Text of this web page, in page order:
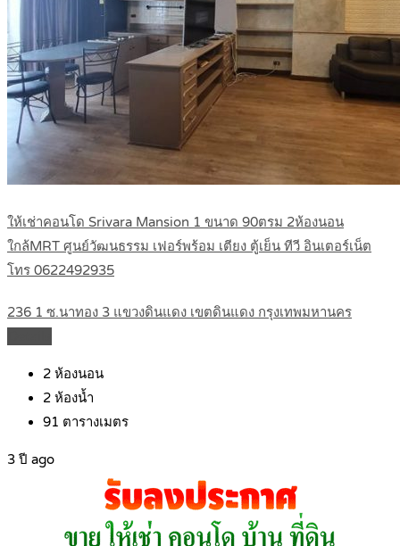
ให้เช่าคอนโด Srivara Mansion 1 ขนาด 90ตรม 2ห้องนอน
ใกล้MRT ศูนย์วัฒนธรรม เฟอร์พร้อม เตียง ตู้เย็น ทีวี อินเตอร์เน็ต
โทร 0622492935
236 1 ซ.นาทอง 3 แขวงดินแดง เขตดินแดง กรุงเทพมหานคร
2 ห้องนอน
2 ห้องน้ำ
91 ตารางเมตร
3 ปี ago